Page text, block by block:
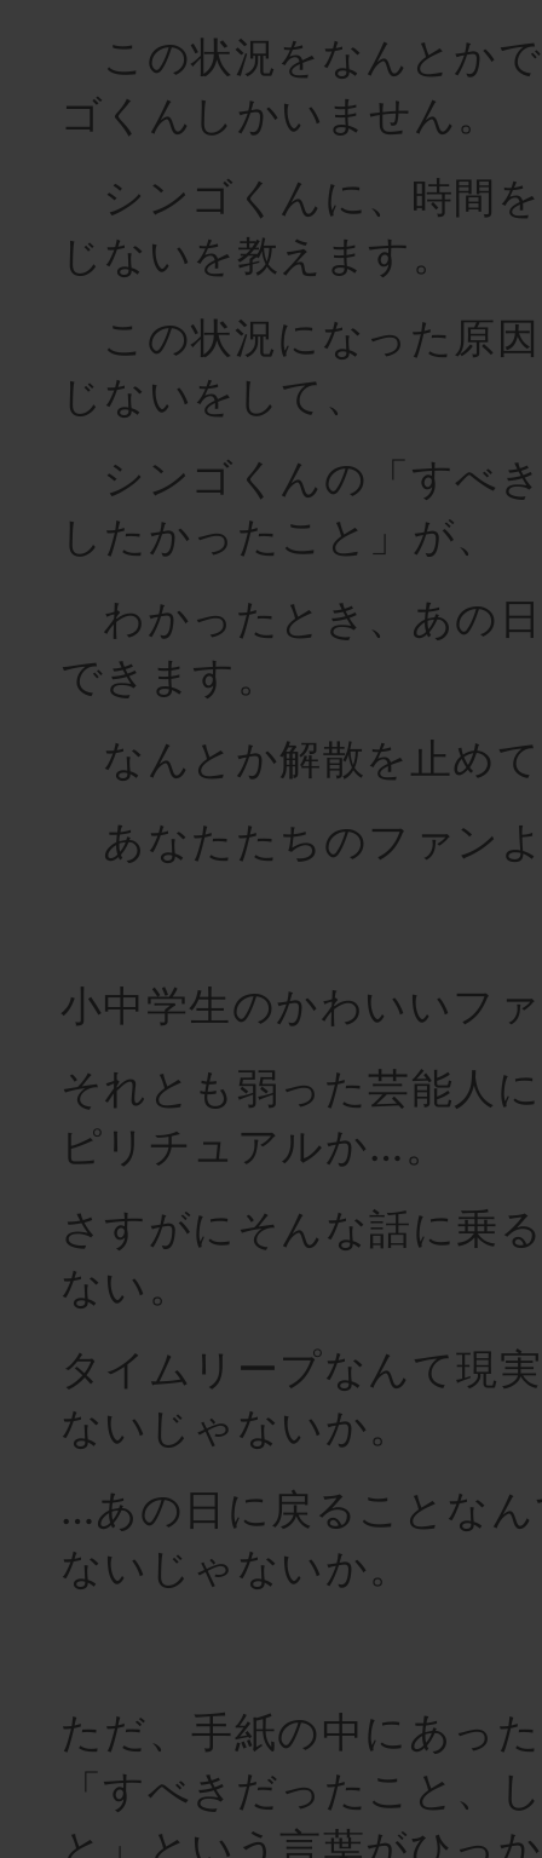
この状況をなんとか
ゴくんしかいません。
シンゴくんに、時間
じないを教えます。
この状況になった原
じないをして、
シンゴくんの「すべ
したかったこと」が、
わかったとき、あの
できます。
なんとか解散を止め
あなたたちのファン
小中学生のかわいいフ
それとも弱った芸能人
ピリチュアルか…。
さすがにそんな話に乗
ない。
タイムリープなんて現
ないじゃないか。
…あの日に戻ることな
ないじゃないか。
ただ、手紙の中にあっ
「すべきだったこと、
と」という言葉がひっ